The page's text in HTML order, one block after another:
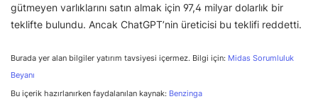
gütmeyen varlıklarını satın almak için 97,4 milyar dolarlık bir
teklifte bulundu. Ancak ChatGPT’nin üreticisi bu teklifi reddetti.
Burada yer alan bilgiler yatırım tavsiyesi içermez. Bilgi için: Midas Sorumluluk
Beyanı
Bu içerik hazırlanırken faydalanılan kaynak: Benzinga